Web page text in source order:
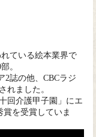
ている絵本業界で
。
2誌の他、CBCラジ
れました。
回介護甲子園」にエ
賞を受賞していま